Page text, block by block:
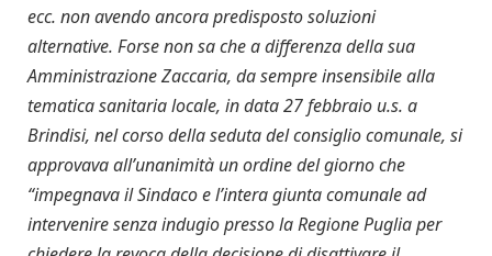
ecc. non avendo ancora predisposto soluzioni
alternative. Forse non sa che a differenza della sua
Amministrazione Zaccaria, da sempre insensibile alla
tematica sanitaria locale, in data 27 febbraio u.s. a
Brindisi, nel corso della seduta del consiglio comunale, si
approvava all’unanimità un ordine del giorno che
“impegnava il Sindaco e l’intera giunta comunale ad
intervenire senza indugio presso la Regione Puglia per